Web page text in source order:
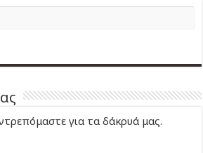
για τα δάκρυά μας.